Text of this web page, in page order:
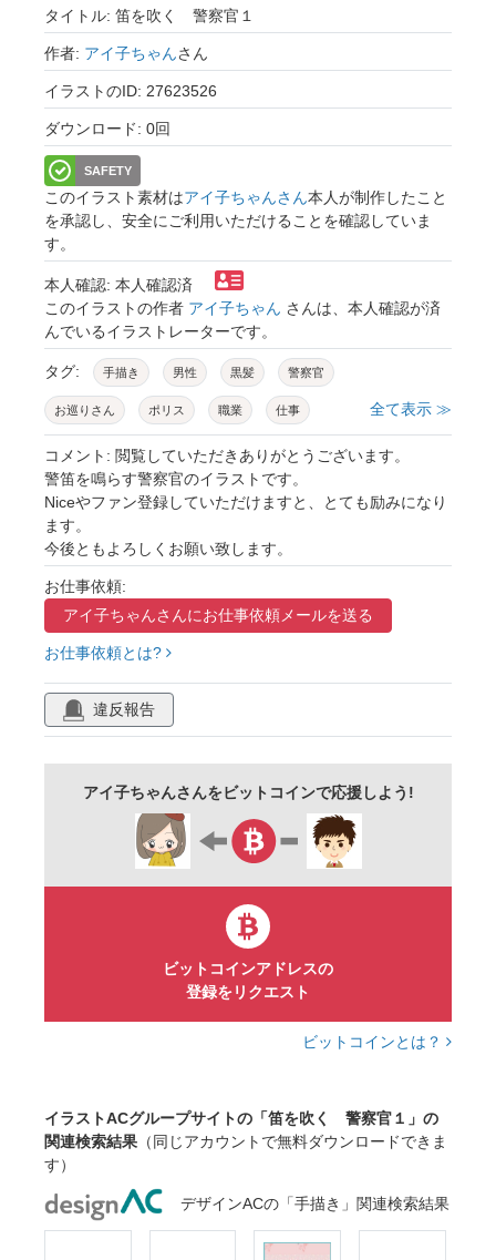
タイトル: 笛を吹く 警察官１
作者: アイ子ちゃんさん
イラストのID: 27623526
ダウンロード: 0回
SAFETY
このイラスト素材はアイ子ちゃんさん本人が制作したこと
を承認し、安全にご利用いただけることを確認していま
す。
本人確認: 本人確認済
このイラストの作者 アイ子ちゃん さんは、本人確認が済
んでいるイラストレーターです。
タグ: 手描き 男性 黒髪 警察官
お巡りさん ポリス 職業 仕事
警笛 注意 警告 笛 吹く
全て表示 ≫
コメント: 閲覧していただきありがとうございます。
警笛を鳴らす警察官のイラストです。
Niceやファン登録していただけますと、とても励みになり
ます。
今後ともよろしくお願い致します。
お仕事依頼:
アイ子ちゃんさんにお仕事依頼メールを送る
お仕事依頼とは?
違反報告
アイ子ちゃんさんをビットコインで応援しよう!
ビットコインアドレスの
登録をリクエスト
ビットコインとは？
イラストACグループサイトの「笛を吹く 警察官１」の
関連検索結果 （同じアカウントで無料ダウンロードできま
す）
デザインACの「手描き」関連検索結果